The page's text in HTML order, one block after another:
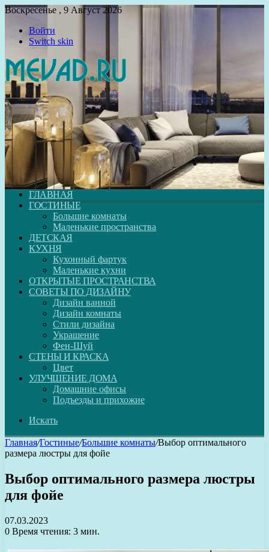
Воскресенье , 9 Август 2026
Войти
Switch skin
ГЛАВНАЯ
ГОСТИНЫЕ
Большие комнаты
Маленькие пространства
ДЕТСКАЯ
КУХНЯ
Кухонный фартук
Маленькие кухни
ОТКРЫТЫЕ ПРОСТРАНСТВА
СОВЕТЫ ПО ДИЗАЙНУ
Дизайн ванной
Дизайн комнаты
Стили дизайна
Украшение
Фен-Шуй
СТЕНЫ И КРАСКА
Цвет
УЛУЧШЕНИЕ ДОМА
Домашние офисы
Подъезды и прихожие
Искать
Главная/Гостиные/Большие комнаты/Выбор оптимального
размера люстры для фойе
Выбор оптимального размера люстры
для фойе
07.03.2023
0 Время чтения: 3 мин.